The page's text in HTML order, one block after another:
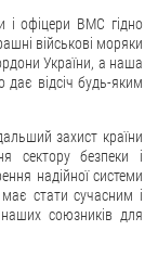
і офіцери ВМС гідно
військові моряки
України, а наша
відсіч будь-яким
захист країни
сектору безпеки і
надійної системи
стати сучасним і
союзників для